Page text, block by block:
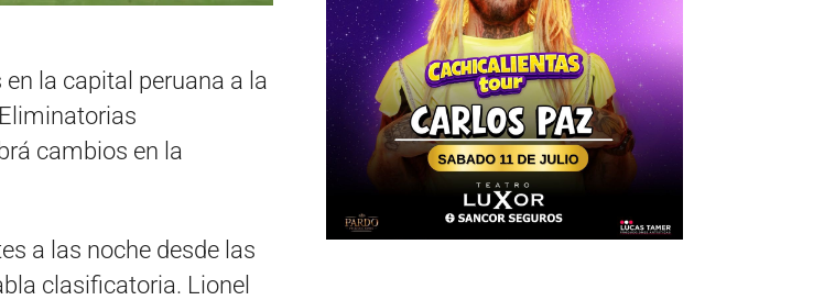
la capital peruana a la
cambios en la
a las noche desde las
clasificatoria. Lionel